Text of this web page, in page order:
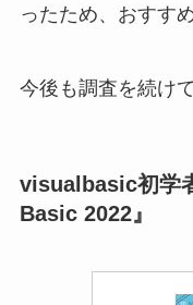
ったため、おすす
今後も調査を続け
visualbasic初学
Basic 2022』